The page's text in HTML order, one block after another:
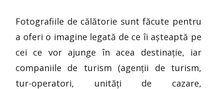
Fotografiile de călătorie sunt făcute pentru
a oferi o imagine legată de ce îi așteaptă pe
cei ce vor ajunge în acea destinație, iar
companiile de turism (agenții de turism,
tur-operatori, unități de cazare,